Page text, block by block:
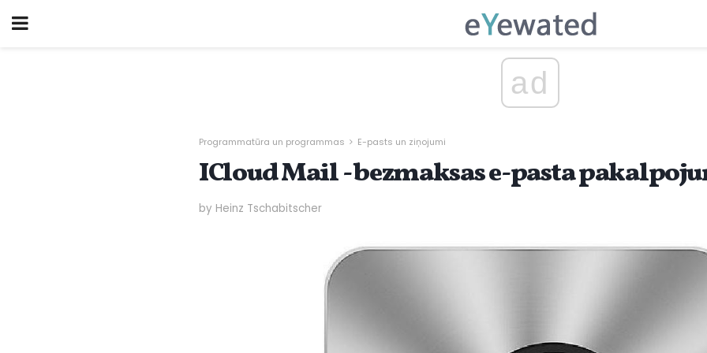
ad
Programmatūra un programmas E-pasts un ziņojumi
ICloud Mail - bezmaksas e-pasta
by Heinz Tschabitscher